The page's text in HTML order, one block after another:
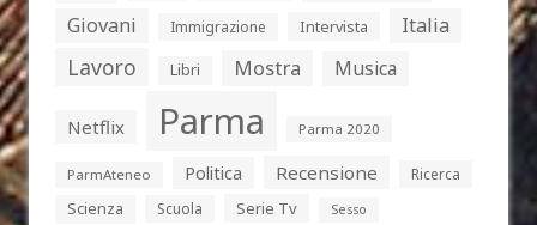
Giovani Immigrazione Intervista Italia
Lavoro Libri Mostra Musica
Netflix Parma Parma 2020
ParmAteneo Politica Recensione
Ricerca
Scienza
Scuola Serie Tv Sesso